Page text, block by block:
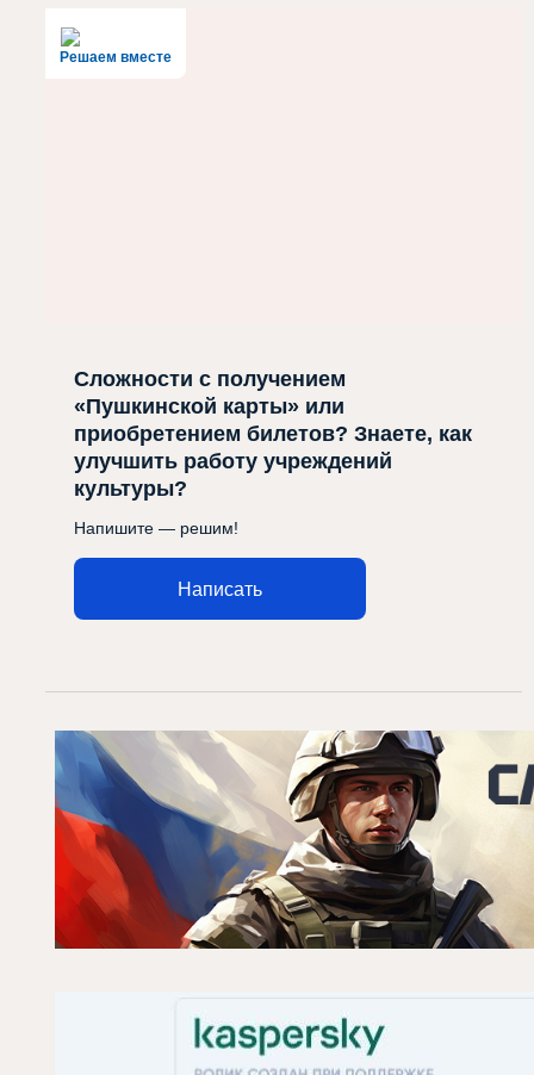
Решаем вместе
Сложности с получением
«Пушкинской карты» или
приобретением билетов? Знаете, как
улучшить работу учреждений
культуры?
Напишите — решим!
Написать